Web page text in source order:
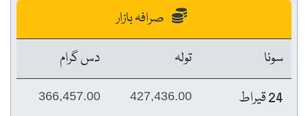
صرافہ بازار
سونا
تولہ
دس گرام
24 قیراط
427,436.00
366,457.00